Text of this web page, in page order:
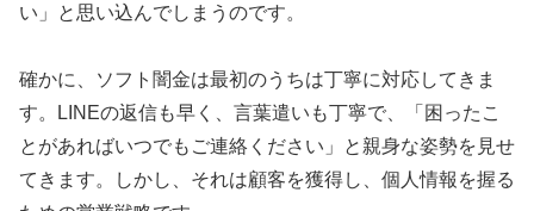
い」と思い込んでしまうのです。
確かに、ソフト闇金は最初のうちは丁寧に対応してきま
す。LINEの返信も早く、言葉遣いも丁寧で、「困ったこ
とがあればいつでもご連絡ください」と親身な姿勢を見せ
てきます。しかし、それは顧客を獲得し、個人情報を握る